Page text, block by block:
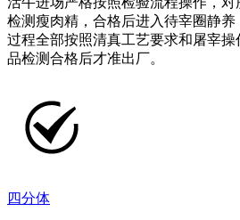
检测瘦肉精，合格后进入待宰圈静
过程全部按照清真工艺要求和屠宰
品检测合格后才准出厂。
四分体